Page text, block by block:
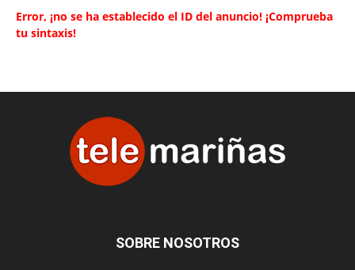
Error, ¡no se ha establecido el ID del anuncio! ¡Comprueba
tu sintaxis!
SOBRE NOSOTROS